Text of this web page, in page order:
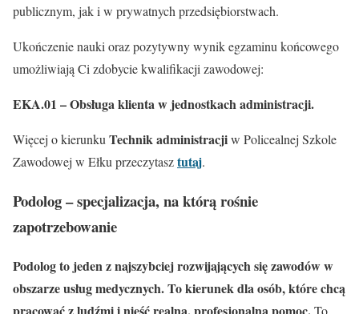
publicznym, jak i w prywatnych przedsiębiorstwach.
Ukończenie nauki oraz pozytywny wynik egzaminu końcowego
umożliwiają Ci zdobycie kwalifikacji zawodowej:
EKA.01 – Obsługa klienta w jednostkach administracji.
Więcej o kierunkuTechnik administracjiw Policealnej Szkole
Zawodowej w Ełku przeczytasztutaj.
Podolog – specjalizacja, na którą rośnie
zapotrzebowanie
Podolog to jeden z najszybciej rozwijających się zawodów w
obszarze usług medycznych.To kierunek dla osób, które chcą
pracować z ludźmi i nieść realną, profesjonalną pomoc. To